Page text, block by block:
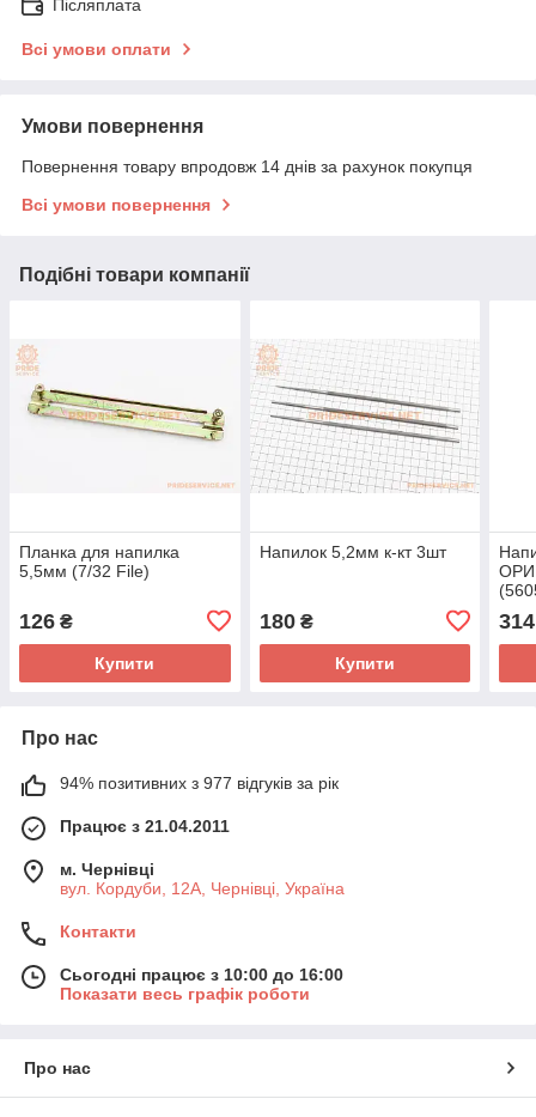
Післяплата
Всі умови оплати
Умови повернення
Повернення товару впродовж 14 днів за рахунок покупця
Всі умови повернення
Подібні товари компанії
Планка для напилка
5,5мм (7/32 File)
126 ₴
Купити
Напилок 5,2мм к-кт 3шт
180₴
Купити
314
Про нас
94% позитивних з 977 відгуків за рік
Працює з 21.04.2011
м. Чернівці
вул. Кордуби, 12А, Чернівці, Україна
Контакти
Сьогодні працює з 10:00 до 16:00
Показати весь графік роботи
Про нас